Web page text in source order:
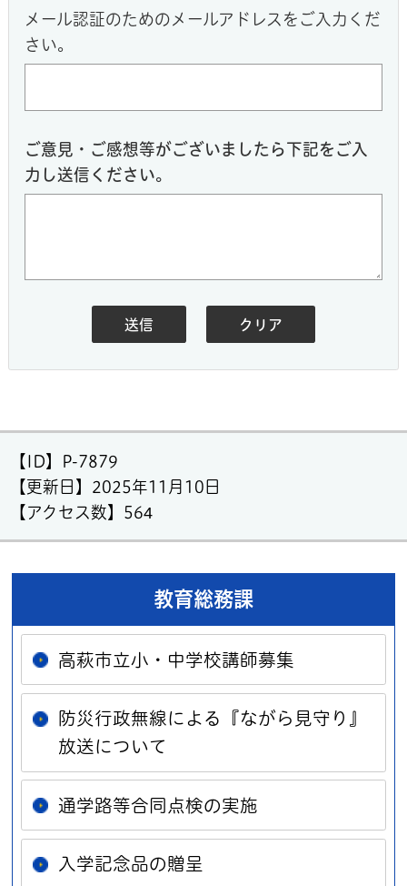
メール認証のためのメールアドレスをご入力くだ
さい。
ご意見・ご感想等がございましたら下記をご入
力し送信ください。
【ID】
P-7879
【更新日】 2025年11月10日
【アクセス数】
564
教育総務課
高萩市立小・中学校講師募集
防災行政無線による『ながら見守り』
放送について
通学路等合同点検の実施
入学記念品の贈呈